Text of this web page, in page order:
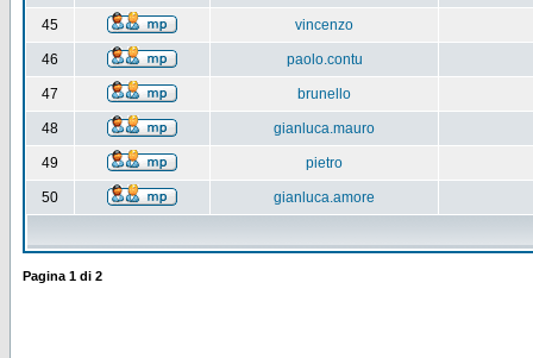
45 vincenzo
46 paolo.contu
47 brunello
48 gianluca.mauro
49 pietro
50 gianluca.amore
Pagina 1 di 2